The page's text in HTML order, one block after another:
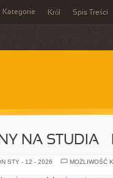
Kategorie Król Spis Treści
NA STUDIA
STY - 12 - 2026
MOŻLIWOŚĆ